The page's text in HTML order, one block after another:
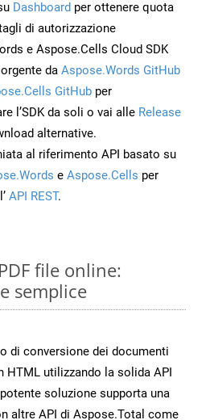
Dashboard per ottenere quota
di autorizzazione
e Aspose.Cells Cloud SDK
da Aspose.Words GitHub
GitHub per
l’SDK da soli o vai alle Release
alternative.
al riferimento API basato su
e Aspose.Cells per
API REST.
file online:
semplice
di conversione dei documenti
HTML utilizzando la solida API
soluzione supporta una
altre API di Aspose.Total come